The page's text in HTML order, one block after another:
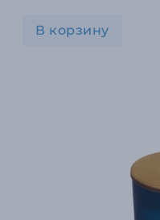
В корзину